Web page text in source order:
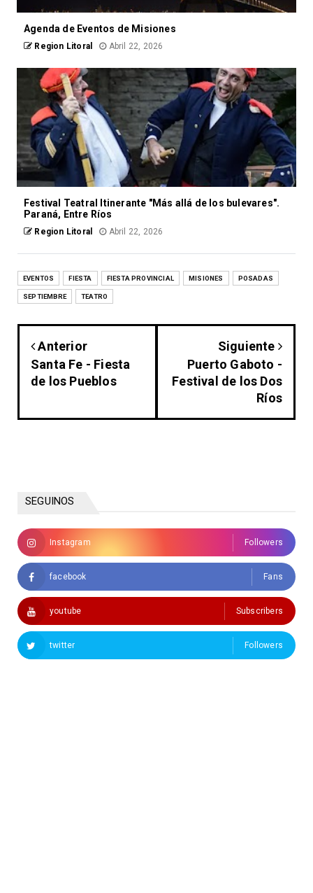
Agenda de Eventos de Misiones
Region Litoral Abril 22, 2026
Festival Teatral Itinerante "Más allá de los bulevares".
Paraná, Entre Ríos
Region Litoral Abril 22, 2026
EVENTOS FIESTA FIESTA PROVINCIAL MISIONES POSADAS
SEPTIEMBRE TEATRO
Anterior
Santa Fe - Fiesta
de los Pueblos
Siguiente
Puerto Gaboto -
Festival de los Dos
Ríos
SEGUINOS
Instagram Followers
facebook Fans
youtube Subscribers
twitter Followers